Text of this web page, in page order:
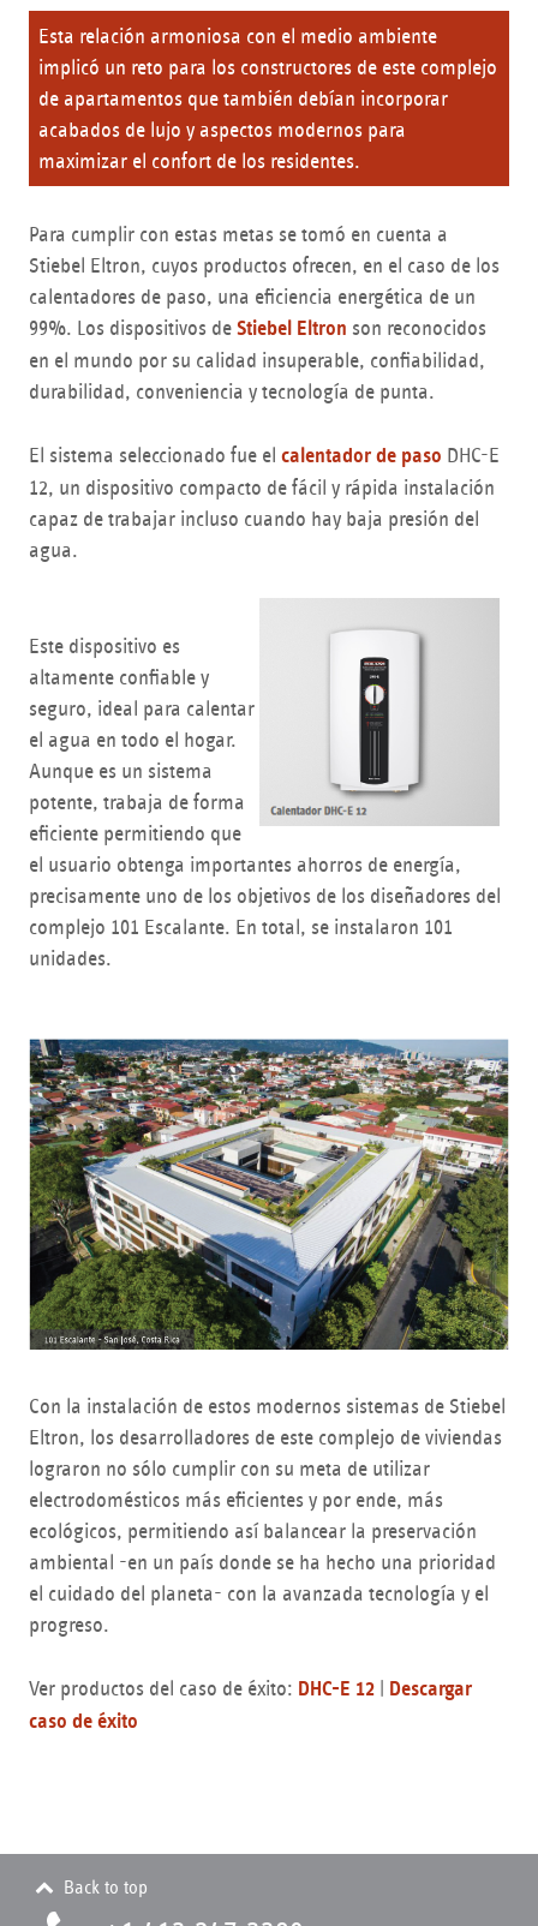
Esta relación armoniosa con el medio ambiente
implicó un reto para los constructores de este complejo
de apartamentos que también debían incorporar
acabados de lujo y aspectos modernos para
maximizar el confort de los residentes.
Para cumplir con estas metas se tomó en cuenta a
Stiebel Eltron, cuyos productos ofrecen, en el caso de los
calentadores de paso, una eficiencia energética de un
99%. Los dispositivos deStiebel Eltron son reconocidos
en el mundo por su calidad insuperable, confiabilidad,
durabilidad, conveniencia y tecnología de punta.
El sistema seleccionado fue elcalentador de paso DHC-E
12, un dispositivo compacto de fácil y rápida instalación
capaz de trabajar incluso cuando hay baja presión del
agua.
Este dispositivo es
altamente confiable y
seguro, ideal para calentar
el agua en todo el hogar.
Aunque es un sistema
potente, trabaja de forma
eficiente permitiendo que
el usuario obtenga importantes ahorros de energía,
precisamente uno de los objetivos de los diseñadores del
complejo 101 Escalante. En total, se instalaron 101
unidades.
Con la instalación de estos modernos sistemas de Stiebel
Eltron, los desarrolladores de este complejo de viviendas
lograron no sólo cumplir con su meta de utilizar
electrodomésticos más eficientes y por ende, más
ecológicos, permitiendo así balancear la preservación
ambiental -en un país donde se ha hecho una prioridad
el cuidado del planeta- con la avanzada tecnología y el
progreso.
Ver productos del caso de éxito: DHC-E 12
Descargar
caso de éxito
Back to top